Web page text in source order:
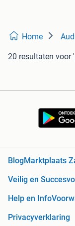
Home
20 resultaten voor
BlogMarktplaats
Veilig en
Help en Info
Privacyverklaring